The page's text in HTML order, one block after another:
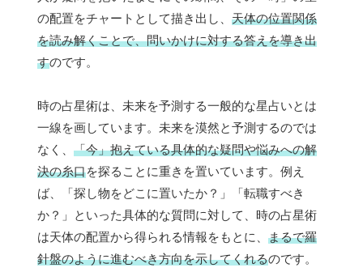
の配置をチャートとして描き出し、 天体の位置関係
を読み解くことで、問いかけに対する答えを導き出
すのです。
時の占星術は、未来を予測する一般的な星占いとは
一線を画しています。未来を漠然と予測するのでは
なく、 「今」抱えている具体的な疑問や悩みへの解
決の糸口を探ることに重きを置いています。例え
ば、「探し物をどこに置いたか？」「転職すべき
か？」といった具体的な質問に対して、時の占星術
は天体の配置から得られる情報をもとに、 まるで羅
針盤のように進むべき方向を示してくれるのです。